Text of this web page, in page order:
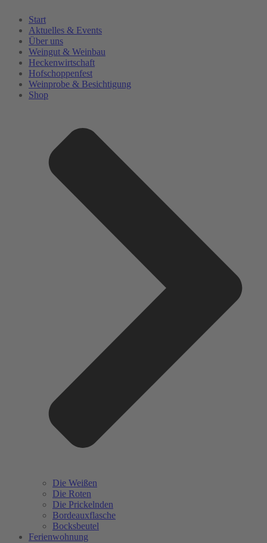
Inhalt
springen
Start
Aktuelles & Events
Über uns
Weingut & Weinbau
Heckenwirtschaft
Hofschoppenfest
Weinprobe & Besichtigung
Shop
Die Weißen
Die Roten
Die Prickelnden
Bordeauxflasche
Bocksbeutel
Ferienwohnung